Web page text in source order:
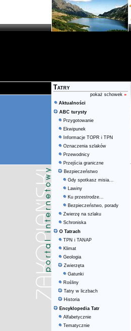
Tatry
pokaż schowek »
Aktualności
ABC turysty
Przygotowanie
Ekwipunek
Informacje TOPR i TPN
Oznaczenia szlaków
Przewodnicy
Przejścia graniczne
Bezpieczeństwo
Gdy spotkasz misia...
Lawiny
Ku przestrodze...
Bezpieczeństwo, porady
Zwierzę na szlaku
Schroniska
O Tatrach
TPN i TANAP
Klimat
Geologia
Zwierzęta
Gatunki
Rośliny
Tatry w liczbach
Historia
Encyklopedia Tatr
Alfabetycznie
Tematycznie